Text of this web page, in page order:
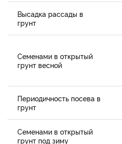
Высадка рассады в
грунт
Семенами в открытый
грунт весной
Периодичность посева в
грунт
Семенами в открытый
грунт под зиму